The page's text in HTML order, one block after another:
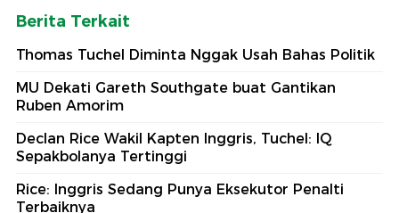
Berita Terkait
Thomas Tuchel Diminta Nggak Usah Bahas Politik
MU Dekati Gareth Southgate buat Gantikan
Ruben Amorim
Declan Rice Wakil Kapten Inggris, Tuchel: IQ
Sepakbolanya Tertinggi
Rice: Inggris Sedang Punya Eksekutor Penalti
Terbaiknya